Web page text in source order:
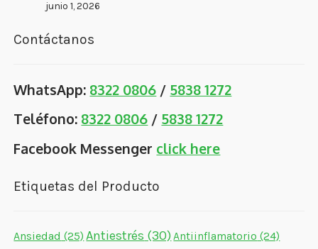
junio 1, 2026
Contáctanos
WhatsApp: 8322 0806 / 5838 1272
Teléfono: 8322 0806 / 5838 1272
Facebook Messenger click here
Etiquetas del Producto
Ansiedad (25) Antiestrés (30)Antiinflamatorio (24)